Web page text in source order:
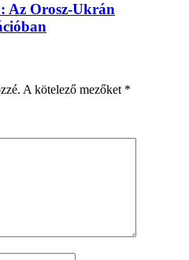
Az Orosz-Ukrán
A kötelező mezőket *